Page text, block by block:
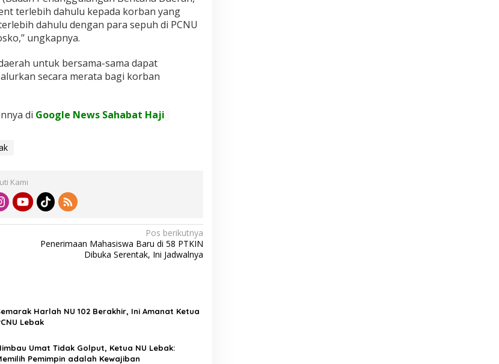
terlebih dahulu kepada korban yang
dahulu dengan para sepuh di PCNU
ungkapnya.
untuk bersama-sama dapat
secara merata bagi korban
di Google News Sahabat Haji
Kami
Pos berikutnya
Penerimaan Mahasiswa Baru di 58 PTKIN
Dibuka Serentak, Ini Jadwalnya
Harlah NU 102 Berakhir, Ini Amanat Ketua
Lebak
Umat Tidak Golput, Ketua NU Lebak:
Pemimpin adalah Kewajiban